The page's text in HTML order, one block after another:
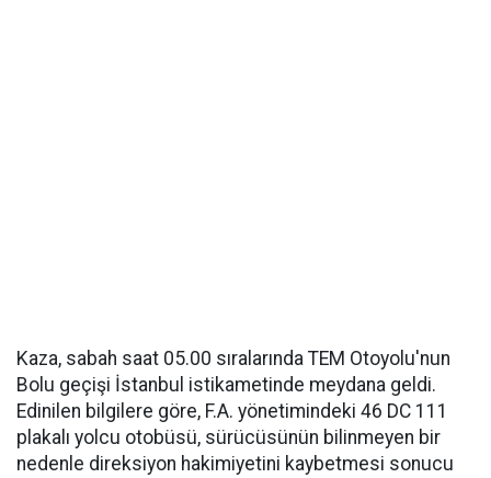
Kaza, sabah saat 05.00 sıralarında TEM Otoyolu'nun
Bolu geçişi İstanbul istikametinde meydana geldi.
Edinilen bilgilere göre, F.A. yönetimindeki 46 DC 111
plakalı yolcu otobüsü, sürücüsünün bilinmeyen bir
nedenle direksiyon hakimiyetini kaybetmesi sonucu